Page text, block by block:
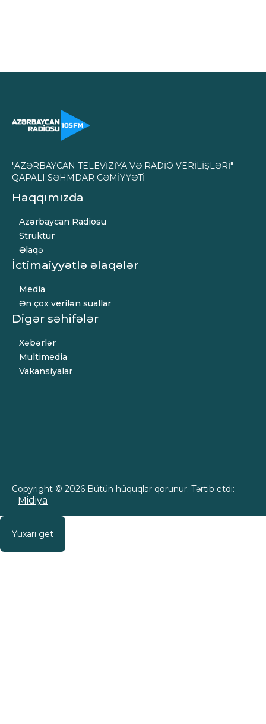
"AZƏRBAYCAN TELEVİZİYA VƏ RADİO VERİLİŞLƏRİ"
QAPALI SƏHMDAR CƏMİYYƏTİ
Haqqımızda
Azərbaycan Radiosu
Struktur
Əlaqə
İctimaiyyətlə əlaqələr
Media
Ən çox verilən suallar
Digər səhifələr
Xəbərlər
Multimedia
Vakansiyalar
Copyright © 2026 Bütün hüquqlar qorunur. Tərtib etdi:
Midiya
Yuxarı get